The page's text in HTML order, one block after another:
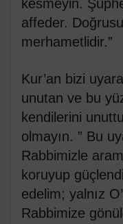
kesmeyin.
affeder.
merhametlidir.”
Kur’an bizi
unutan ve bu
kendilerini
olmayın. ” Bu
Rabbimizle
koruyup
edelim; yalnız
Rabbimize